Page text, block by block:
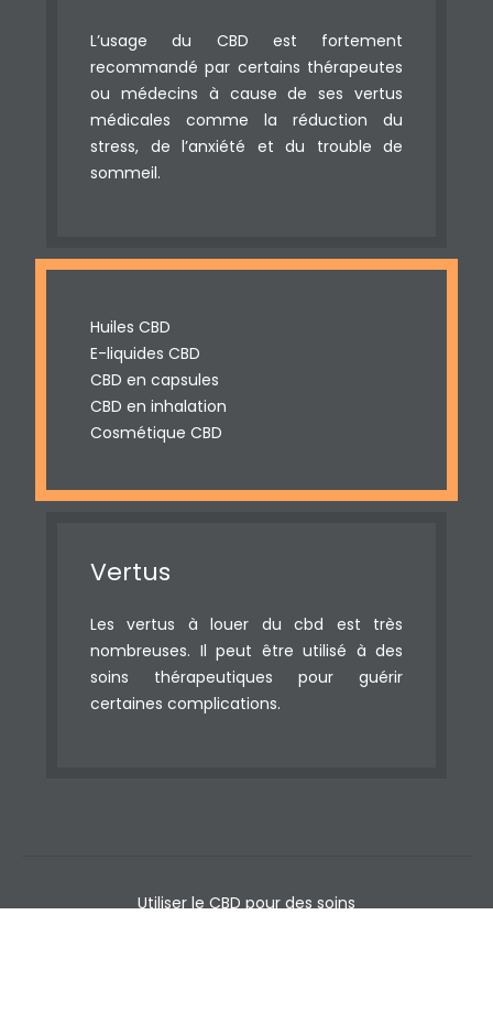
L’usage du CBD est fortement
recommandé par certains thérapeutes
ou médecins à cause de ses vertus
médicales comme la réduction du
stress, de l’anxiété et du trouble de
sommeil.
Huiles CBD
E-liquides CBD
CBD en capsules
CBD en inhalation
Cosmétique CBD
Vertus
Les vertus à louer du cbd est très
nombreuses. Il peut être utilisé à des
soins thérapeutiques pour guérir
certaines complications.
Utiliser le CBD pour des soins